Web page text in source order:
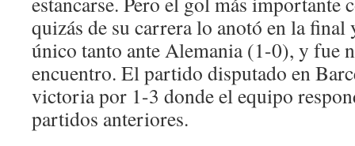
quizás de su carrera lo anotó en la final
único tanto ante Alemania (1-0), y fue
encuentro. El partido disputado en
victoria por 1-3 donde el equipo
partidos anteriores.